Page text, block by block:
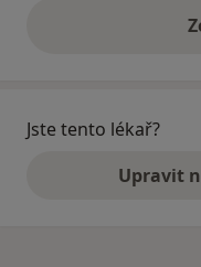
Jste tento lékař?
Upravit